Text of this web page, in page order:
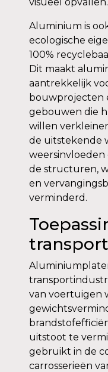
Aluminium is
ecologische
100%
Dit maakt
aantrekkelijk
bouwprojecten
gebouwen die
willen
de uitstekende
de structuren,
en
verminderd.
transport
van voertuigen
uitstoot te
gebruikt in de
carrosserieën